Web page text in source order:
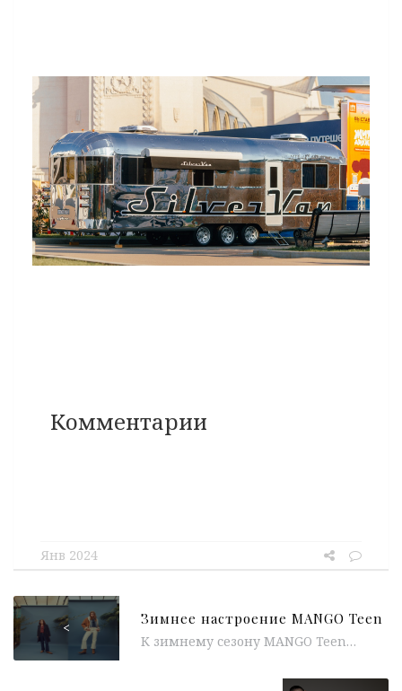
Комментарии
Янв 2024
<
Зимнее настроение MANGO Teen
К зимнему сезону MANGO Teen представили подборку стильных и свежих образов в богемном стиле для девушек, в то время как...